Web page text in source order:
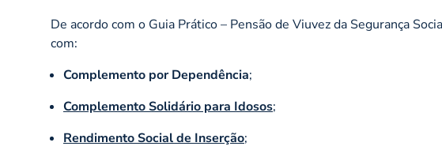
De acordo com o Guia Prático – Pensão de Viuvez da Segurança
com:
Complemento por Dependência;
Complemento Solidário para Idosos;
Rendimento Social de Inserção;